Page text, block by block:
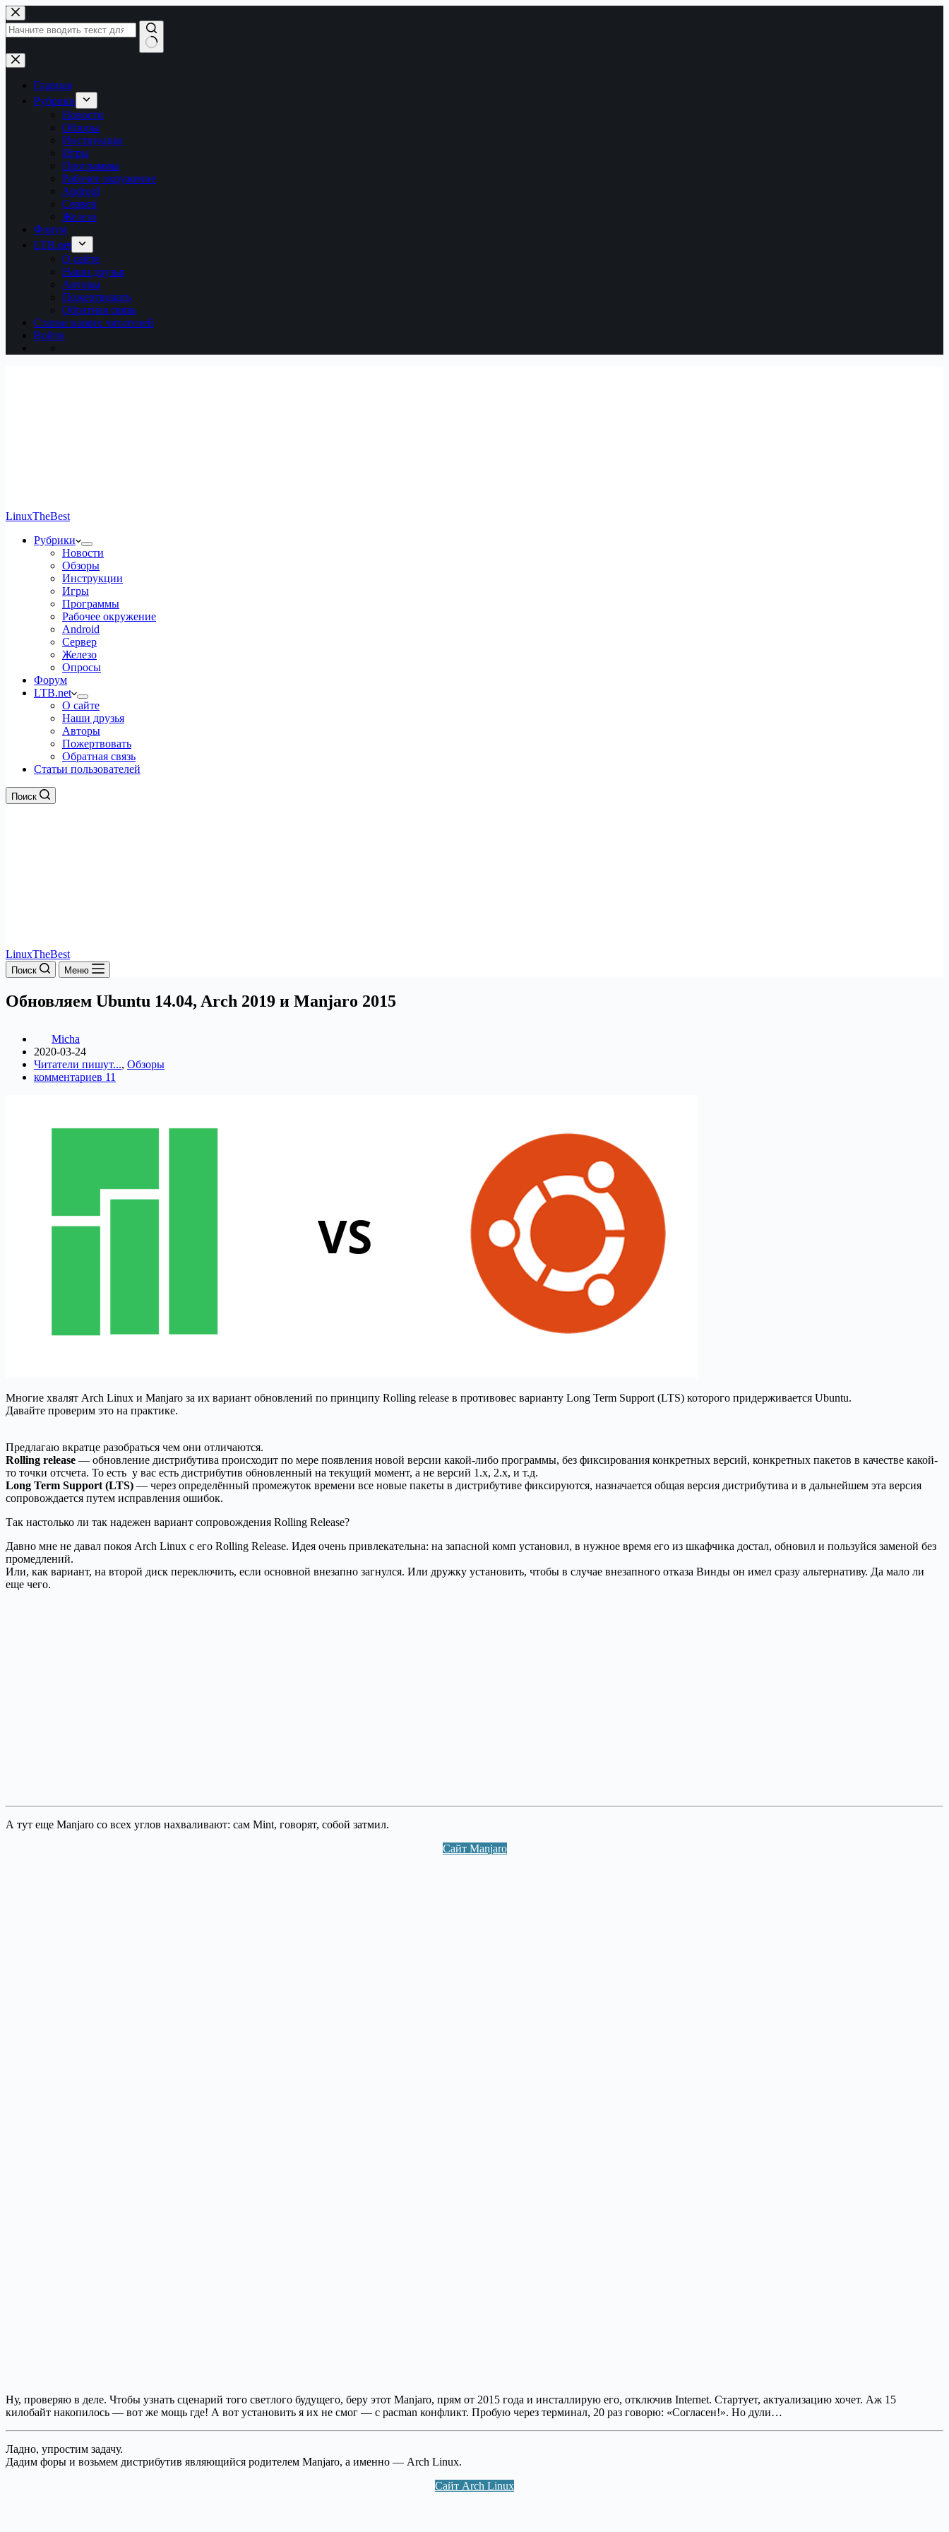
Перейти
к
сути
Ничего
не
найденоГлавная
Рубрики
Новости
Обзоры
Инструкции
Игры
Программы
Рабочее окружение
Android
Сервер
Железо
Форум
LTB.net
О сайте
Наши друзья
Авторы
Пожертвовать
Обратная связь
Статьи наших читателей
Войти
LinuxTheBest
Рубрики
Новости
Обзоры
Инструкции
Игры
Программы
Рабочее окружение
Android
Сервер
Железо
Опросы
Форум
LTB.net
О сайте
Наши друзья
Авторы
Пожертвовать
Обратная связь
Статьи пользователей
Поиск
LinuxTheBest
Поиск Меню
Обновляем Ubuntu 14.04, Arch 2019 и Manjaro 2015
Micha
2020-03-24
Читатели пишут..., Обзоры
комментариев 11
Многие хвалят Arch Linux и Manjaro за их вариант обновлений по принципу Rolling release в противовес варианту Long Term Support (LTS) которого придерживается Ubuntu.
Давайте проверим это на практике.
Предлагаю вкратце разобраться чем они отличаются.
Rolling release — обновление дистрибутива происходит по мере появления новой версии какой-либо программы, без фиксирования конкретных версий, конкретных пакетов в качестве какой-
то точки отсчета. То есть у вас есть дистрибутив обновленный на текущий момент, а не версий 1.х, 2.х, и т.д.
Long Term Support (LTS) — через определённый промежуток времени все новые пакеты в дистрибутиве фиксируются, назначается общая версия дистрибутива и в дальнейшем эта версия
сопровождается путем исправления ошибок.
Так настолько ли так надежен вариант сопровождения Rolling Release?
Давно мне не давал покоя Arch Linux с его Rolling Release. Идея очень привлекательна: на запасной комп установил, в нужное время его из шкафчика достал, обновил и пользуйся заменой без
промедлений.
Или, как вариант, на второй диск переключить, если основной внезапно загнулся. Или дружку установить, чтобы в случае внезапного отказа Винды он имел сразу альтернативу. Да мало ли
еще чего.
А тут еще Manjaro со всех углов нахваливают: сам Mint, говорят, собой затмил.
Сайт Manjaro
Ну, проверяю в деле. Чтобы узнать сценарий того светлого будущего, беру этот Manjaro, прям от 2015 года и инсталлирую его, отключив Internet. Стартует, актуализацию хочет. Аж 15
килобайт накопилось — вот же мощь где! А вот установить я их не смог — с pacman конфликт. Пробую через терминал, 20 раз говорю: «Согласен!». Но дули…
Ладно, упростим задачу.
Дадим форы и возьмем дистрибутив являющийся родителем Manjaro, а именно — Arch Linux.
Сайт Arch Linux